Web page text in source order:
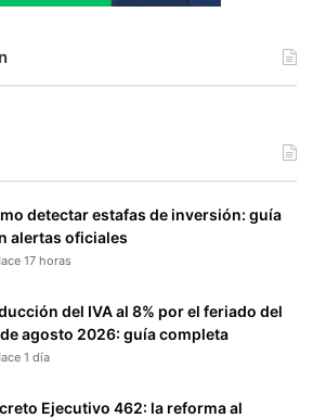
detectar estafas de inversión: guía
alertas oficiales
17 horas
del IVA al 8% por el feriado del
agosto 2026: guía completa
1 día
Ejecutivo 462: la reforma al